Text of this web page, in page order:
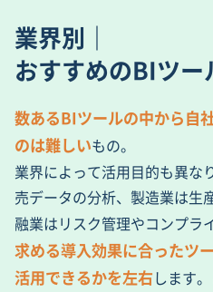
業界別｜
おすすめのBIツー
数あるBIツールの中から自
のは難しいもの。
業界によって活用目的も異な
売データの分析、製造業は生
融業はリスク管理やコンプラ
求める導入効果に合ったツ
活用できるかを左右します